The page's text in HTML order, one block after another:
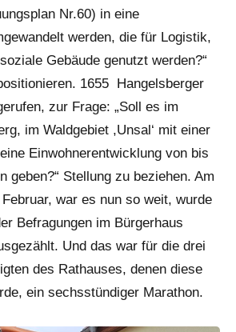
Nr.60) in eine
werden, die für Logistik,
Gebäude genutzt werden?“
1655 Hangelsberger
zur Frage: „Soll es im
im Waldgebiet ,Unsal‘ mit einer
Einwohnerentwicklung von bis
geben?“ Stellung zu beziehen. Am
war es nun so weit, wurde
Befragungen im Bürgerhaus
Und das war für die drei
des Rathauses, denen diese
ein sechsstündiger Marathon.